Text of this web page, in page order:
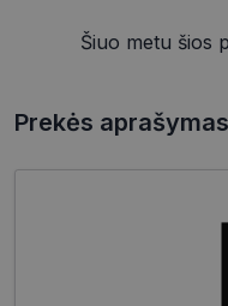
Šiuo metu šios
Prekės aprašymas